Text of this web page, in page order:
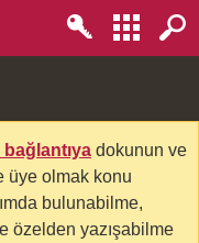
bağlantıya dokunun ve
üye olmak konu
bulunabilme,
özelden yazışabilme